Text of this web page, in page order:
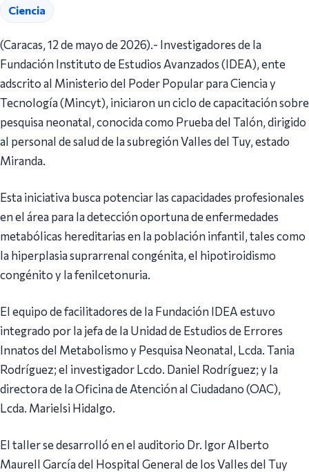
Ciencia
(Caracas, 12 de mayo de 2026).- Investigadores de la
Fundación Instituto de Estudios Avanzados (IDEA), ente
adscrito al Ministerio del Poder Popular para Ciencia y
Tecnología (Mincyt), iniciaron un ciclo de capacitación sobre
pesquisa neonatal, conocida como Prueba del Talón, dirigido
al personal de salud de la subregión Valles del Tuy, estado
Miranda.
Esta iniciativa busca potenciar las capacidades profesionales
en el área para la detección oportuna de enfermedades
metabólicas hereditarias en la población infantil, tales como
la hiperplasia suprarrenal congénita, el hipotiroidismo
congénito y la fenilcetonuria.
El equipo de facilitadores de la Fundación IDEA estuvo
integrado por la jefa de la Unidad de Estudios de Errores
Innatos del Metabolismo y Pesquisa Neonatal, Lcda. Tania
Rodríguez; el investigador Lcdo. Daniel Rodríguez; y la
directora de la Oficina de Atención al Ciudadano (OAC),
Lcda. Marielsi Hidalgo.
El taller se desarrolló en el auditorio Dr. Igor Alberto
Maurell García del Hospital General de los Valles del Tuy